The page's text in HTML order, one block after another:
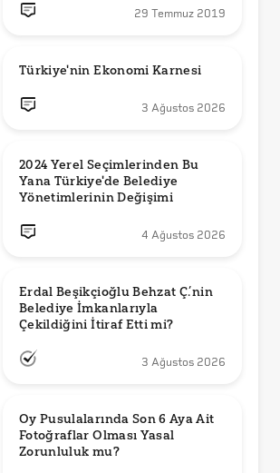
29 Temmuz 2019
Türkiye'nin Ekonomi Karnesi
3 Ağustos 2026
2024 Yerel Seçimlerinden Bu
Yana Türkiye'de Belediye
Yönetimlerinin Değişimi
4 Ağustos 2026
Erdal Beşikçioğlu Behzat Ç.’nin
Belediye İmkanlarıyla
3 Ağustos 2026
Oy Pusulalarında Son 6 Aya Ait
Fotoğraflar Olması Yasal
Zorunluluk mu?